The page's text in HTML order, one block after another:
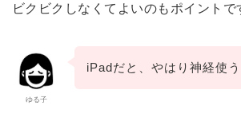
ビクビクしなくてよいのもポイントで
ゆる子
iPadだと、やはり神経使